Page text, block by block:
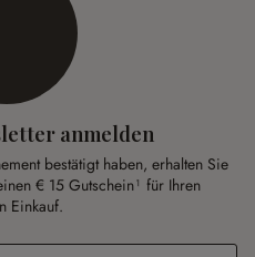
anmelden
bestätigt haben, erhalten Sie
€ 15 Gutschein¹ für Ihren
Einkauf.